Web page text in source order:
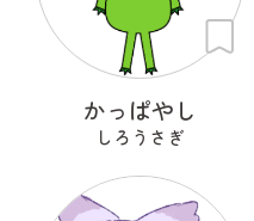
かっぱやし
しろうさぎ